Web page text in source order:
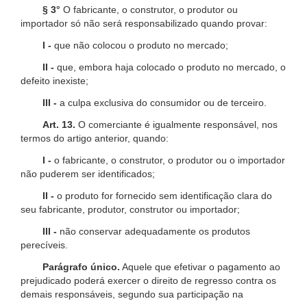
§ 3° O fabricante, o construtor, o produtor ou
importador só não será responsabilizado quando provar:
I - que não colocou o produto no mercado;
II - que, embora haja colocado o produto no mercado, o
defeito inexiste;
III - a culpa exclusiva do consumidor ou de terceiro.
Art. 13. O comerciante é igualmente responsável, nos
termos do artigo anterior, quando:
I - o fabricante, o construtor, o produtor ou o importador
não puderem ser identificados;
II - o produto for fornecido sem identificação clara do
seu fabricante, produtor, construtor ou importador;
III - não conservar adequadamente os produtos
perecíveis.
Parágrafo único. Aquele que efetivar o pagamento ao
prejudicado poderá exercer o direito de regresso contra os
demais responsáveis, segundo sua participação na